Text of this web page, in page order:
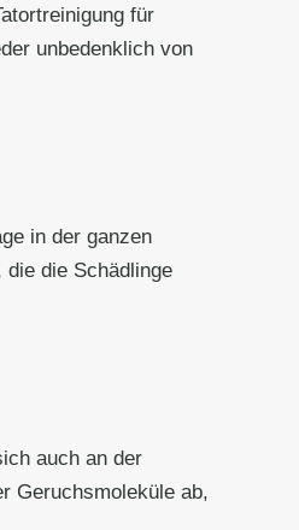
für
unbedenklich von
in der ganzen
die Schädlinge
auch an der
Geruchsmoleküle ab,